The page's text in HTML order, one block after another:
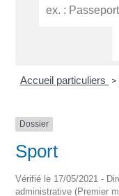
Accueil particuliers >
Dossier
Sport
Vérifié le 17/05/2021 -
administrative (Premier